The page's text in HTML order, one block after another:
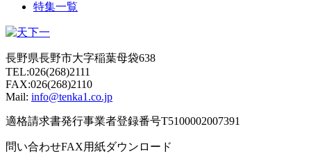
特集一覧
長野県長野市大字稲葉母袋638
TEL:026(268)2111
FAX:026(268)2110
Mail: info@tenka1.co.jp
適格請求書発行事業者登録番号T5100002007391
問い合わせFAX用紙ダウンロード